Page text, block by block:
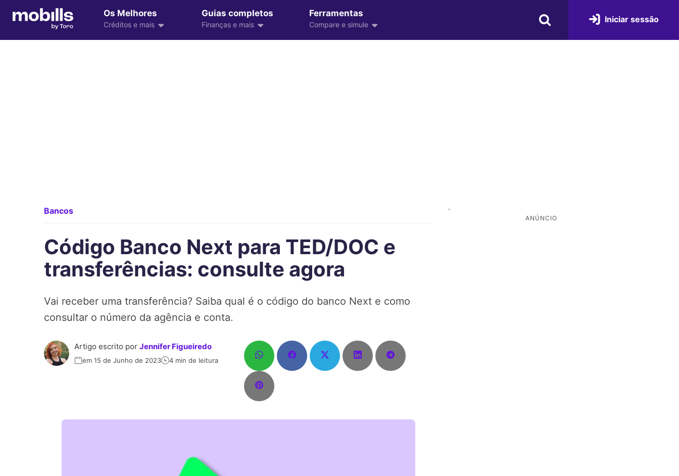
Os Melhores
Créditos e mais
Guias completos
Finanças e mais
Ferramentas
Compare e simule
Iniciar sessão
Bancos
Código Banco Next para TED/DOC e
transferências: consulte agora
Vai receber uma transferência? Saiba qual é o código do banco Next e como
consultar o número da agência e conta.
Artigo escrito por Jennifer Figueiredo
em 15 de Junho de 2023 4 min de leitura
.